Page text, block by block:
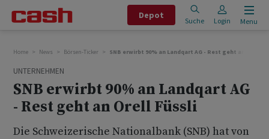
Depot
Suche Login Menu
Home News Börsen-Ticker SNB erwirbt 90% an Landqart AG - Rest geht an Orell
UNTERNEHMEN
SNB erwirbt 90% an Landqart AG
- Rest geht an Orell Füssli
Die Schweizerische Nationalbank (SNB) hat von